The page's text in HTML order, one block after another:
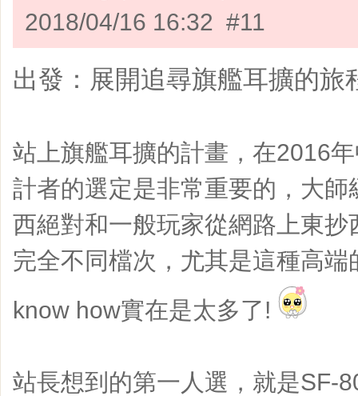
2018/04/16 16:32 #11
出發：展開追尋旗艦耳擴的旅
站上旗艦耳擴的計畫，在2016
計者的選定是非常重要的，大
西絕對和一般玩家從網路上東
完全不同檔次，尤其是這種高
know how實在是太多了!
站長想到的第一人選，就是SF-